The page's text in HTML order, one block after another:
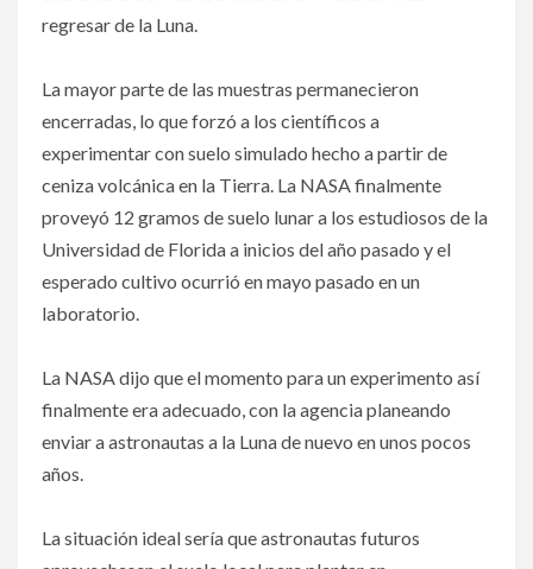
regresar de la Luna.
La mayor parte de las muestras permanecieron
encerradas, lo que forzó a los científicos a
experimentar con suelo simulado hecho a partir de
ceniza volcánica en la Tierra. La NASA finalmente
proveyó 12 gramos de suelo lunar a los estudiosos de la
Universidad de Florida a inicios del año pasado y el
esperado cultivo ocurrió en mayo pasado en un
laboratorio.
La NASA dijo que el momento para un experimento así
finalmente era adecuado, con la agencia planeando
enviar a astronautas a la Luna de nuevo en unos pocos
años.
La situación ideal sería que astronautas futuros